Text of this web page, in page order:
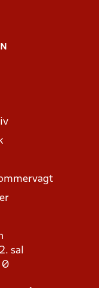
sal
Ø